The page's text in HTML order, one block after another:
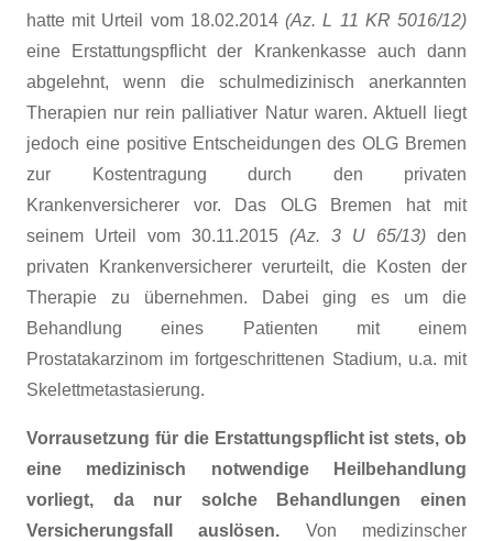
hatte mit Urteil vom 18.02.2014(Az. L 11 KR 5016/12)
eine Erstattungspflicht der Krankenkasse auch dann
abgelehnt, wenn die schulmedizinisch anerkannten
Therapien nur rein palliativer Natur waren. Aktuell liegt
jedoch eine positive Entscheidungen des OLG Bremen
zur Kostentragung durch den privaten
Krankenversicherer vor. Das OLG Bremen hat mit
seinem Urteil vom 30.11.2015 (Az. 3 U 65/13) den
privaten Krankenversicherer verurteilt, die Kosten der
Therapie zu übernehmen. Dabei ging es um die
Behandlung eines Patienten mit einem
Prostatakarzinom im fortgeschrittenen Stadium, u.a. mit
Skelettmetastasierung.
Vorrausetzung für die Erstattungspflicht ist stets, ob
eine medizinisch notwendige Heilbehandlung
vorliegt, da nur solche Behandlungen einen
Versicherungsfall auslösen. Von medizinscher